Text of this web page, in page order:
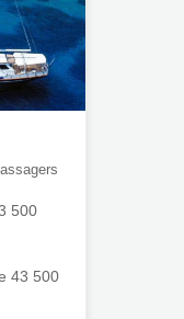
500
43 500